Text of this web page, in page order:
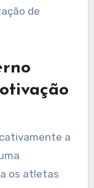
e
atletas
leva a
estratégia
apoio,
de